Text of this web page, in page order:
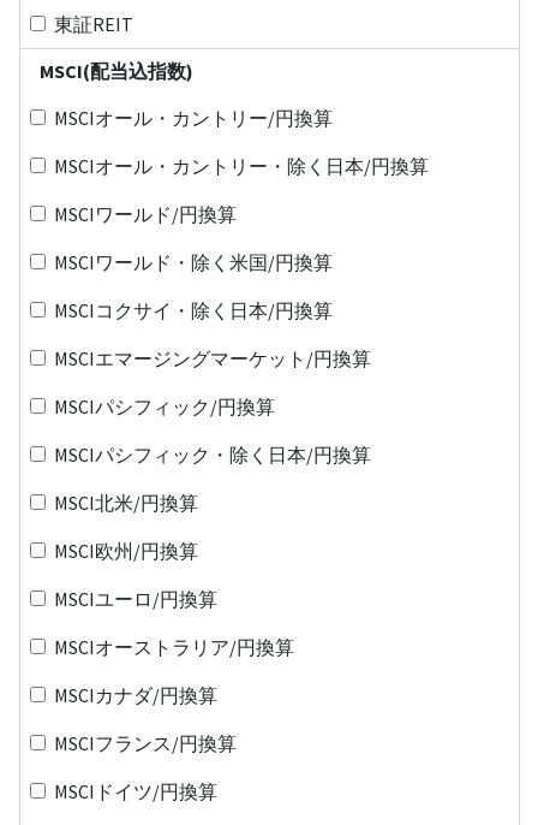
東証REIT
MSCI(配当込指数)
MSCIオール・カントリー/円換算
MSCIオール・カントリー・除く日本/円換算
MSCIワールド/円換算
MSCIワールド・除く米国/円換算
MSCIコクサイ・除く日本/円換算
MSCIエマージングマーケット/円換算
MSCIパシフィック/円換算
MSCIパシフィック・除く日本/円換算
MSCI北米/円換算
MSCI欧州/円換算
MSCIユーロ/円換算
MSCIオーストラリア/円換算
MSCIカナダ/円換算
MSCIフランス/円換算
MSCIドイツ/円換算